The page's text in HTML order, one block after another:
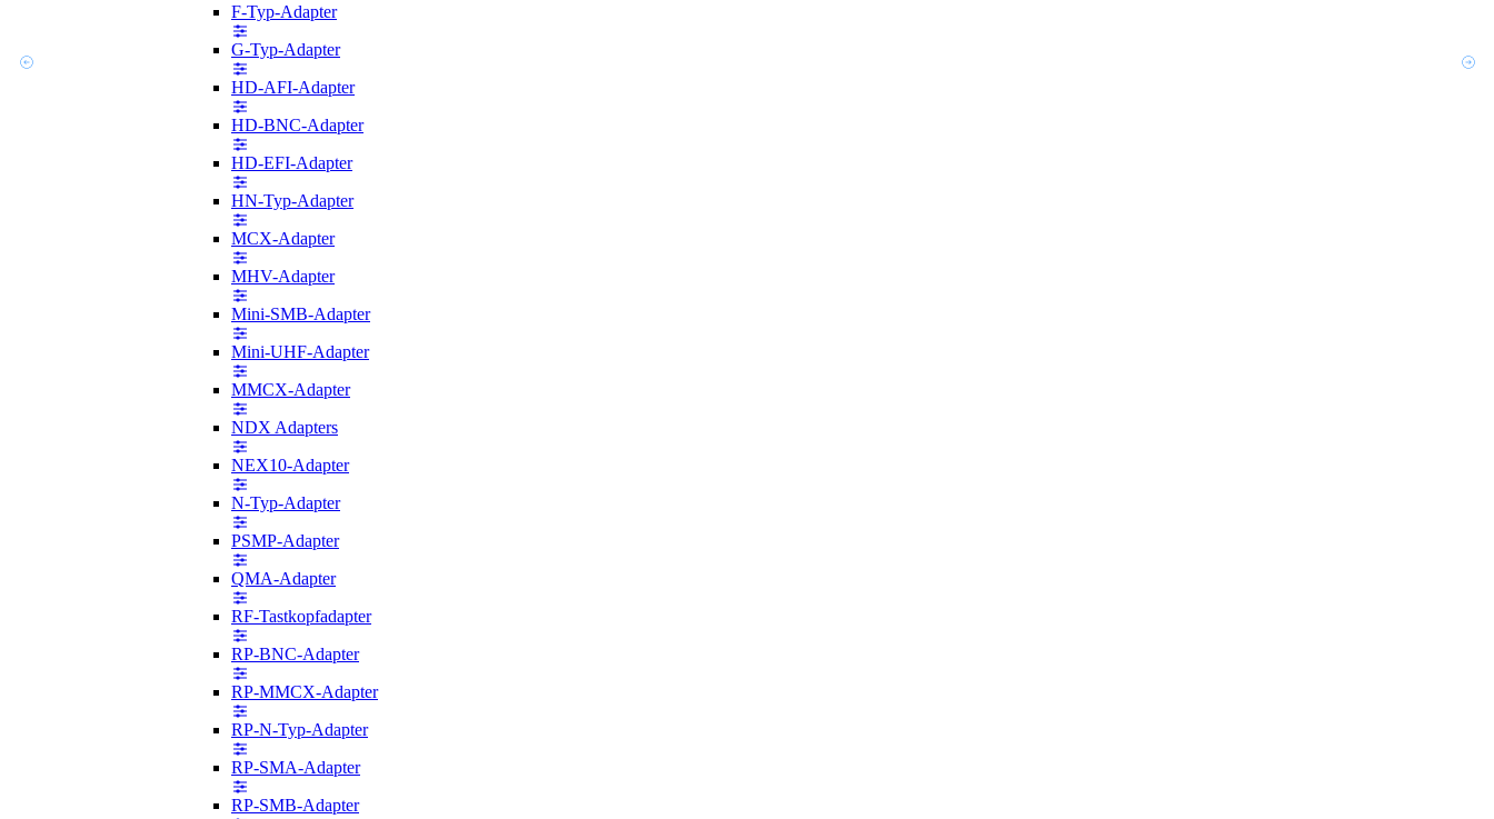
F-Typ-Adapter
G-Typ-Adapter
HD-AFI-Adapter
HD-BNC-Adapter
HD-EFI-Adapter
HN-Typ-Adapter
MCX-Adapter
MHV-Adapter
Mini-SMB-Adapter
Mini-UHF-Adapter
MMCX-Adapter
NDX Adapters
NEX10-Adapter
N-Typ-Adapter
PSMP-Adapter
QMA-Adapter
RF-Tastkopfadapter
RP-BNC-Adapter
RP-MMCX-Adapter
RP-N-Typ-Adapter
RP-SMA-Adapter
RP-SMB-Adapter